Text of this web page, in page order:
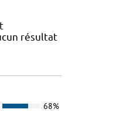
résultat
68%